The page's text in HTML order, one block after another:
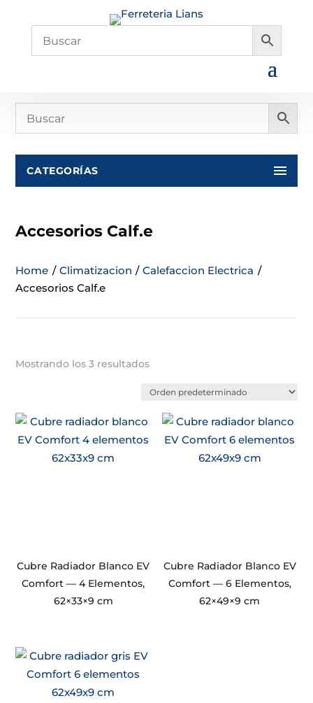
CATEGORÍAS
Accesorios Calf.e
Home / Climatizacion / Calefaccion Electrica /
Accesorios Calf.e
Mostrando los 3 resultados
Cubre Radiador Blanco EV
Comfort — 4 Elementos,
62×33×9 cm
Cubre Radiador Blanco EV
Comfort — 6 Elementos,
62×49×9 cm